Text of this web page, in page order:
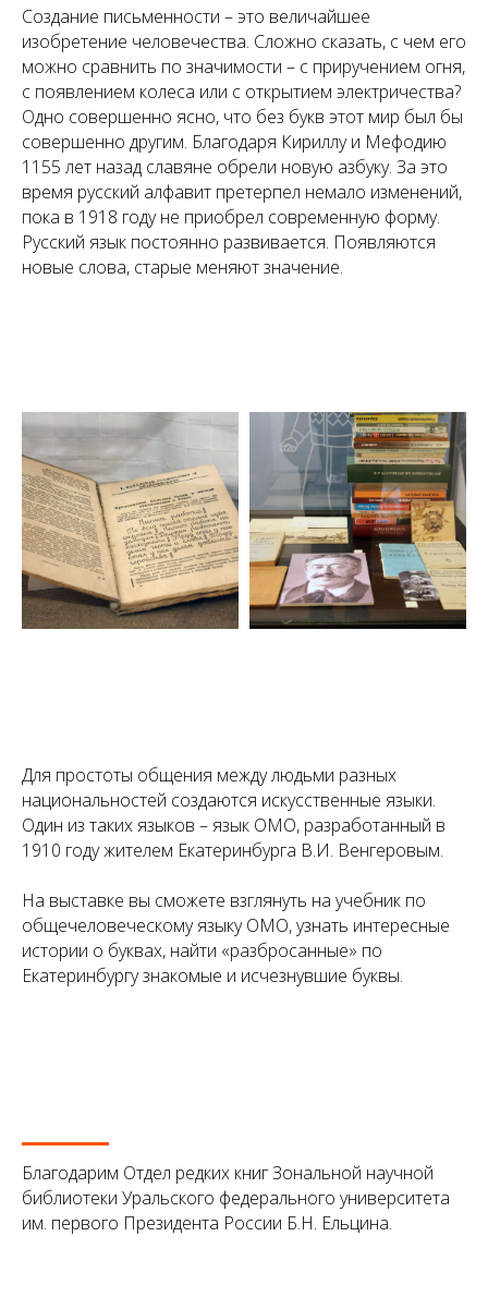
Создание письменности – это величайшее
изобретение человечества. Сложно сказать, с чем его
можно сравнить по значимости – с приручением огня,
с появлением колеса или с открытием электричества?
Одно совершенно ясно, что без букв этот мир был бы
совершенно другим. Благодаря Кириллу и Мефодию
1155 лет назад славяне обрели новую азбуку. За это
время русский алфавит претерпел немало изменений,
пока в 1918 году не приобрел современную форму.
Русский язык постоянно развивается. Появляются
новые слова, старые меняют значение.
Для простоты общения между людьми разных
национальностей создаются искусственные языки.
Один из таких языков – язык ОМО, разработанный в
1910 году жителем Екатеринбурга В.И. Венгеровым.
На выставке вы сможете взглянуть на учебник по
общечеловеческому языку ОМО, узнать интересные
истории о буквах, найти «разбросанные» по
Екатеринбургу знакомые и исчезнувшие буквы.
Благодарим Отдел редких книг Зональной научной
библиотеки Уральского федерального университета
им. первого Президента России Б.Н. Ельцина.